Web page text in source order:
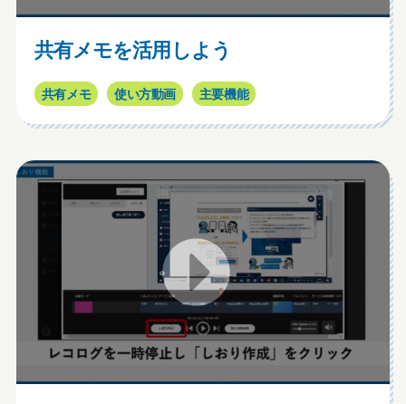
共有メモを活用しよう
共有メモ 使い方動画 主要機能